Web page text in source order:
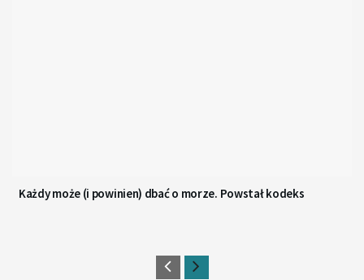
Każdy może (i powinien) dbać o morze. Powstał kodeks